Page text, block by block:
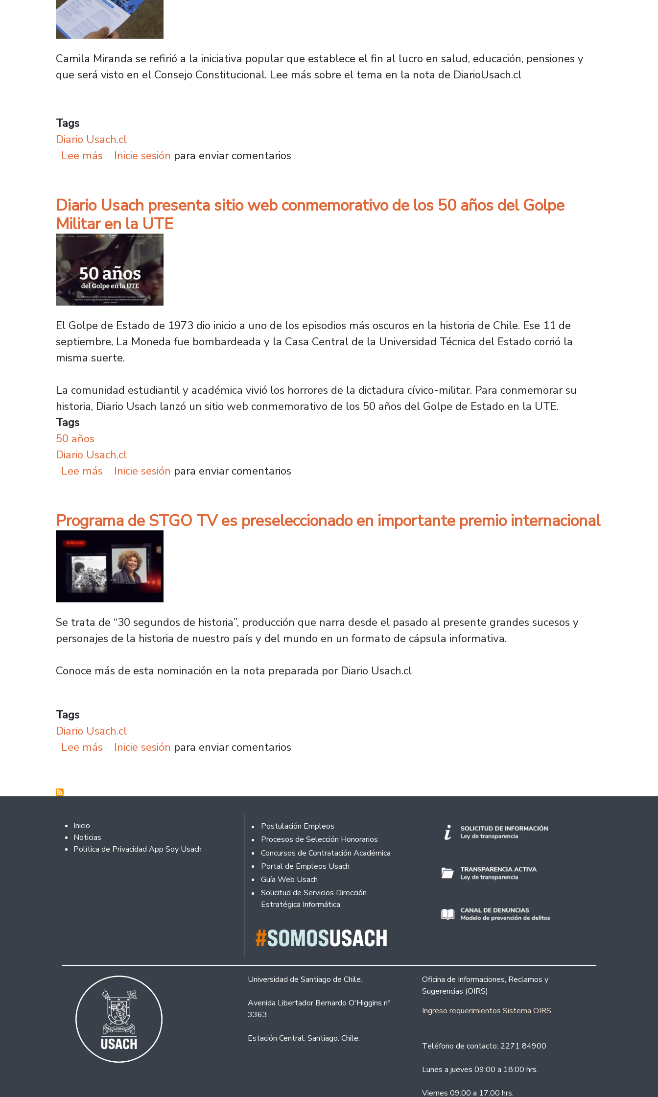
Camila Miranda se refirió a la iniciativa popular que establece el fin al lucro en salud, educación, pensiones y
que será visto en el Consejo Constitucional. Lee más sobre el tema en la nota de DiarioUsach.cl
Tags
Diario Usach.cl
Lee más sobre Presidenta de la Fundación NODO XXI e iniciativas populares: "no es una cosa antiprivados"
Inicie sesión para enviar comentarios
Diario Usach presenta sitio web conmemorativo de los 50 años del Golpe
Militar en la UTE
El Golpe de Estado de 1973 dio inicio a uno de los episodios más oscuros en la historia de Chile. Ese 11 de
septiembre, La Moneda fue bombardeada y la Casa Central de la Universidad Técnica del Estado corrió la
misma suerte.
La comunidad estudiantil y académica vivió los horrores de la dictadura cívico-militar. Para conmemorar su
historia, Diario Usach lanzó un sitio web conmemorativo de los 50 años del Golpe de Estado en la UTE.
Tags
50 años
Diario Usach.cl
Lee más sobre Diario Usach presenta sitio web conmemorativo de los 50 años del Golpe Militar en la UTE
Inicie sesión para enviar comentarios
Programa de STGO TV es preseleccionado en importante premio internacional
Se trata de “30 segundos de historia”, producción que narra desde el pasado al presente grandes sucesos y
personajes de la historia de nuestro país y del mundo en un formato de cápsula informativa.
Conoce más de esta nominación en la nota preparada por Diario Usach.cl
Tags
Diario Usach.cl
Lee más sobre Programa de STGO TV es preseleccionado en importante premio internacional
Inicie sesión para enviar comentarios
Footer 2
Inicio
Noticias
Política de Privacidad App Soy Usach
Footer
Postulación Empleos
Procesos de Selección Honorarios
Concursos de Contratación Académica
Portal de Empleos Usach
Guía Web Usach
Solicitud de Servicios Dirección
Estratégica Informática
Universidad de Santiago de Chile.
Avenida Libertador Bernardo O'Higgins nº
3363.
Estación Central. Santiago. Chile.
Oficina de Informaciones, Reclamos y
Sugerencias (OIRS)
Ingreso requerimientos Sistema OIRS
Teléfono de contacto: 2271 84900
Lunes a jueves 09:00 a 18:00 hrs.
Viernes 09:00 a 17:00 hrs.